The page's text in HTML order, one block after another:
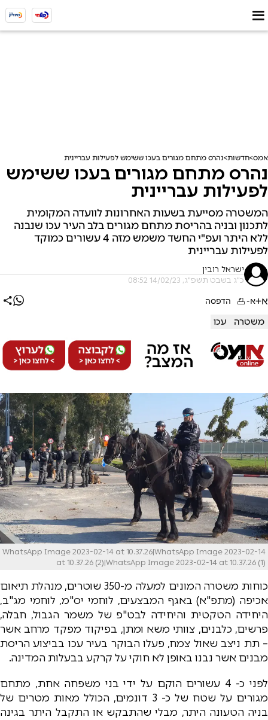
אמס חדשות נהרס מתחם מגורים בעכו ששימש לפעילות עבריינית
נהרס מתחם מגורים בעכו ששימש
לפעילות עבריינית
המשטרה מסייעת בשעות האחרונות לוועדה המקומית
לתכנון ובניה בהריסת מתחם מגורים בלב העיר עכו שנבנה
ללא היתר ועפ"י החשד משמש מזה 4 עשורים כמוקד
לפעילות עבריינית
ישראל רובין
כ"ג בשבט תשפ"ג, 14/02/23 08:52
א+א- הדפסה
משטרה עכו
WhatsApp Image 2023-02-14 at 10.37.26|WhatsApp Image 2023-02-14
at 10.37.26 (2)|WhatsApp Image 2023-02-14 at 10.37.26 (1)
כוחות משטרה המונים למעלה מ-350 שוטרים, מנהלת תיאום
אכיפה (מתפ"א) באגף המבצעים, לוחמי יס"מ, לוחמי מג"ב,
היחידה הטקטית והיחידה לבט"פ של משמר הגבול, חבלה,
פרשים, כלבנים, צוותי משא ומתן, בפיקוד מפקד מרחב אשר
– תת ניצב שאול צמח, פעלו הבוקר בעיר עכו בביצוע הריסת
מבנים אשר נבנו באופן לא חוקי על קרקע בבעלות המדינה.
לפני כ- 4 עשורים הוקם על ידי בני משפחה אחת, מתחם
מגורים על שטח של כ- 3 דונמים, הכולל מאות מטרים של
בניה הטעונה היתר, מבלי שהתבקש או התקבל היתר בגינה